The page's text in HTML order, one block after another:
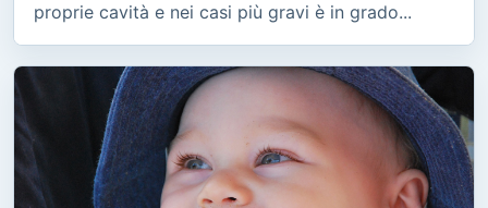
proprie cavità e nei casi più gravi è in grado...